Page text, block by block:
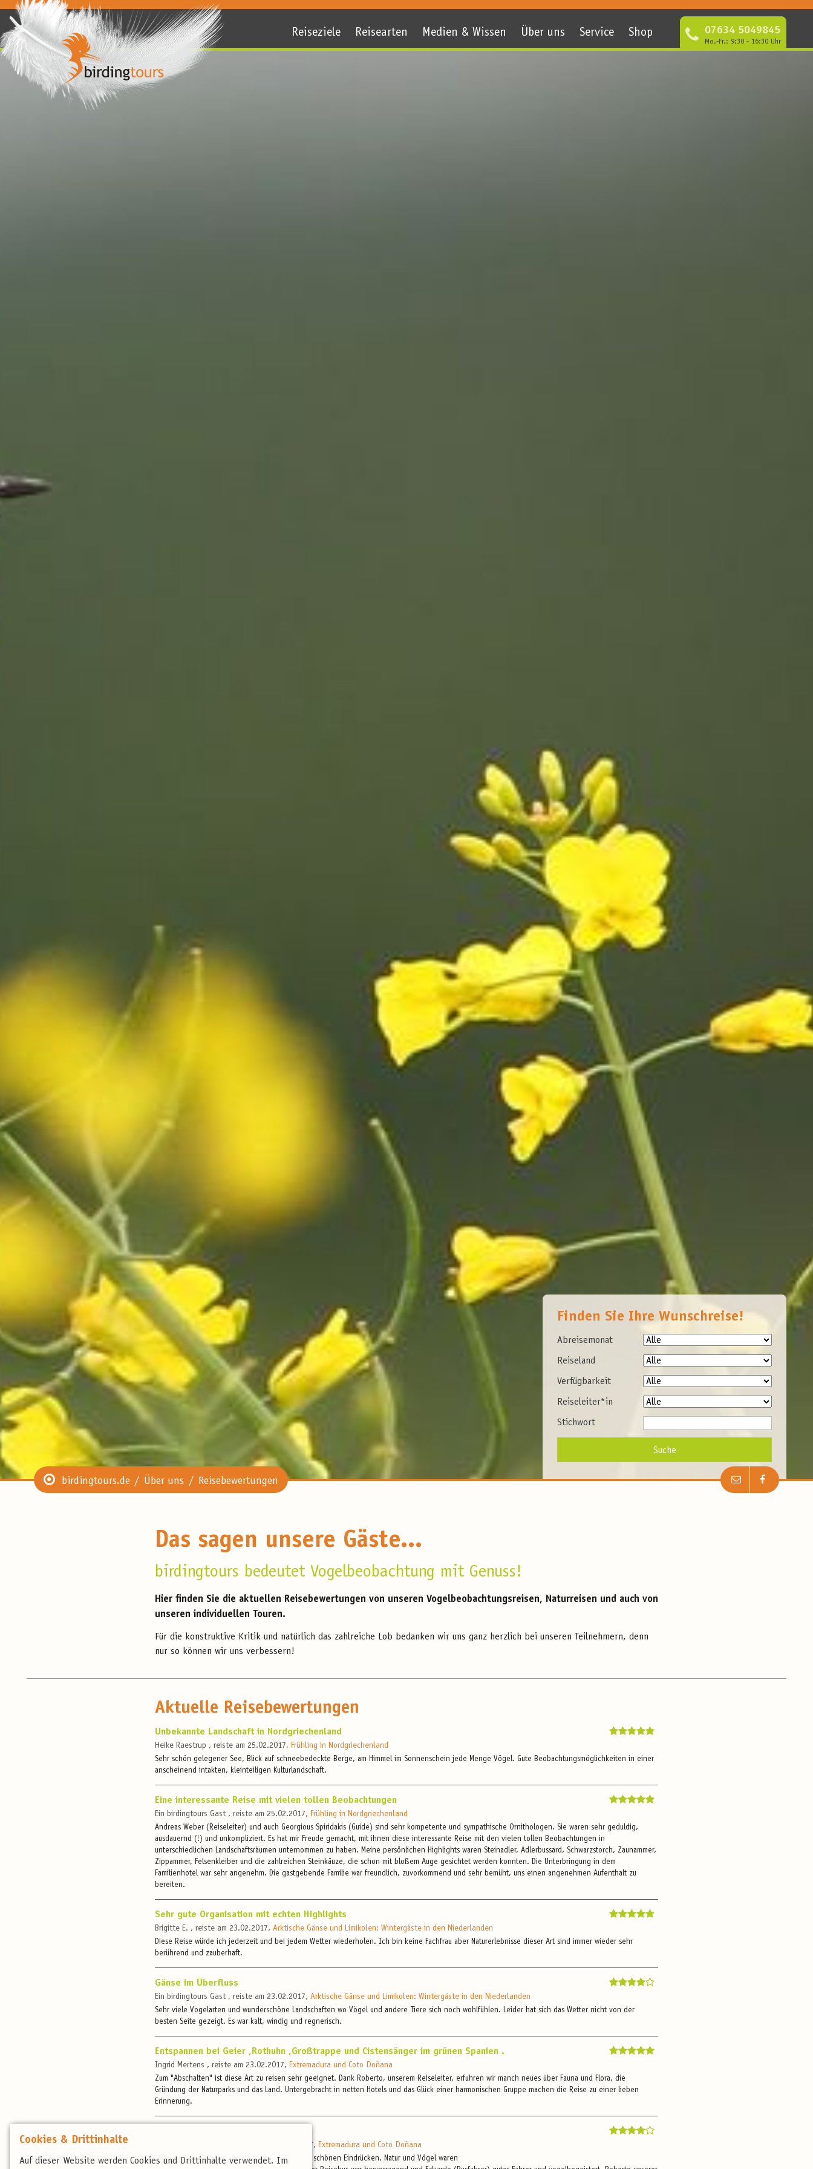
Cookies & Drittinhalte
Auf dieser Website werden Cookies und Drittinhalte verwendet. Im
Reiseziele Reisearten Medien & Wissen Über uns Service Shop 07634 5049845
Mo.-Fr.: 9:30 - 16:30 Uhr
Finden Sie Ihre Wunschreise!
Abreisemonat
Reiseland
Verfügbarkeit
Reiseleiter*in
Stichwort
birdingtours.de Über uns Reisebewertungen
Das sagen unsere Gäste...
birdingtours bedeutet Vogelbeobachtung mit Genuss!
Hier finden Sie die aktuellen Reisebewertungen von unseren Vogelbeobachtungsreisen, Naturreisen und auch von
unseren individuellen Touren.
Für die konstruktive Kritik und natürlich das zahlreiche Lob bedanken wir uns ganz herzlich bei unseren Teilnehmern, denn
nur so können wir uns verbessern!
Aktuelle Reisebewertungen
Unbekannte Landschaft in Nordgriechenland
Heike Raestrup , reiste am 25.02.2017, Frühling in Nordgriechenland
Sehr schön gelegener See, Blick auf schneebedeckte Berge, am Himmel im Sonnenschein jede Menge Vögel. Gute Beobachtungsmöglichkeiten in einer
anscheinend intakten, kleinteiligen Kulturlandschaft.
Eine interessante Reise mit vielen tollen Beobachtungen
Ein birdingtours Gast , reiste am 25.02.2017, Frühling in Nordgriechenland
Andreas Weber (Reiseleiter) und auch Georgious Spiridakis (Guide) sind sehr kompetente und sympathische Ornithologen. Sie waren sehr geduldig,
ausdauernd (!) und unkompliziert. Es hat mir Freude gemacht, mit ihnen diese interessante Reise mit den vielen tollen Beobachtungen in
unterschiedlichen Landschaftsräumen unternommen zu haben. Meine persönlichen Highlights waren Steinadler, Adlerbussard, Schwarzstorch, Zaunammer,
Zippammer, Felsenkleiber und die zahlreichen Steinkäuze, die schon mit bloßem Auge gesichtet werden konnten. Die Unterbringung in dem
Familienhotel war sehr angenehm. Die gastgebende Familie war freundlich, zuvorkommend und sehr bemüht, uns einen angenehmen Aufenthalt zu
bereiten.
Sehr gute Organisation mit echten Highlights
Brigitte E. , reiste am 23.02.2017, Arktische Gänse und Limikolen: Wintergäste in den Niederlanden
Diese Reise würde ich jederzeit und bei jedem Wetter wiederholen. Ich bin keine Fachfrau aber Naturerlebnisse dieser Art sind immer wieder sehr
berührend und zauberhaft.
Gänse im Überfluss
Ein birdingtours Gast , reiste am 23.02.2017, Arktische Gänse und Limikolen: Wintergäste in den Niederlanden
Sehr viele Vogelarten und wunderschöne Landschaften wo Vögel und andere Tiere sich noch wohlfühlen. Leider hat sich das Wetter nicht von der
besten Seite gezeigt. Es war kalt, windig und regnerisch.
Entspannen bei Geier ,Rothuhn ,Großtrappe und Cistensänger im grünen Spanien .
Ingrid Mertens , reiste am 23.02.2017, Extremadura und Coto Doñana
Zum "Abschalten" ist diese Art zu reisen sehr geeignet. Dank Roberto, unserem Reiseleiter, erfuhren wir manch neues über Fauna und Flora, die
Gründung der Naturparks und das Land. Untergebracht in netten Hotels und das Glück einer harmonischen Gruppe machen die Reise zu einer lieben
Erinnerung.
Volker Hoffmann-Sturm , reiste am 23.02.2017, Extremadura und Coto Doñana
Eine interessante südwest - spanische Reise mit schönen Eindrücken. Natur und Vögel waren